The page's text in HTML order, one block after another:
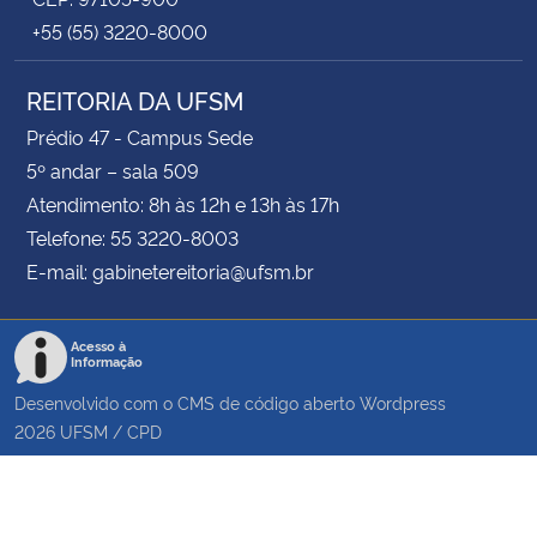
+55 (55) 3220-8000
REITORIA DA UFSM
Prédio 47 - Campus Sede
5º andar – sala 509
Atendimento: 8h às 12h e 13h às 17h
Telefone: 55 3220-8003
E-mail: gabinetereitoria@ufsm.br
Acesso à
Informação
Desenvolvido com o CMS de código aberto Wordpress
2026 UFSM / CPD